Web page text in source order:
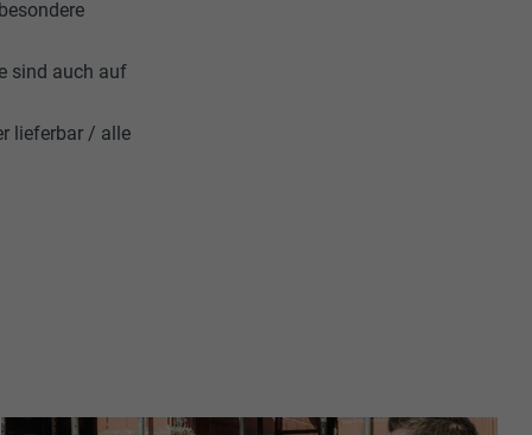
sind auch auf
lieferbar / alle